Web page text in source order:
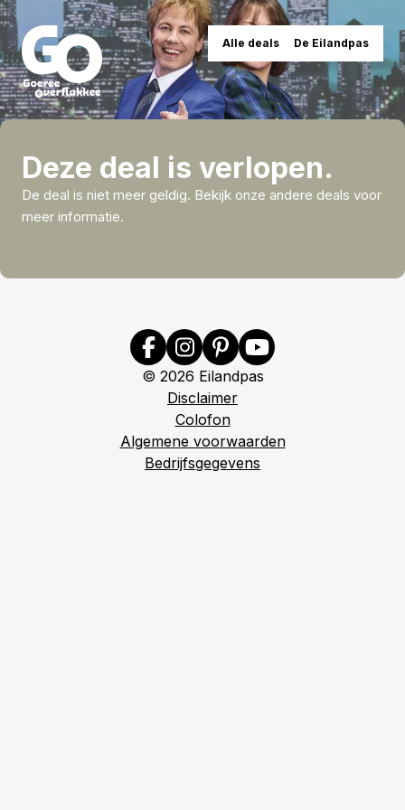
Alle deals De Eilandpas
Deze deal is verlopen.
De deal is niet meer geldig. Bekijk onze andere deals voor
meer informatie.
© 2026 Eilandpas
Disclaimer
Colofon
Algemene voorwaarden
Bedrijfsgegevens